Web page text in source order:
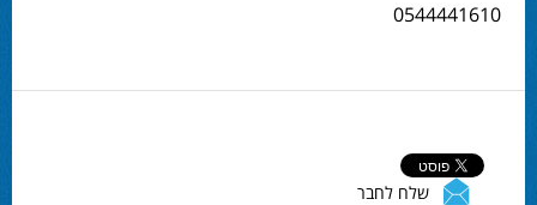
0544441610
שלח לחבר